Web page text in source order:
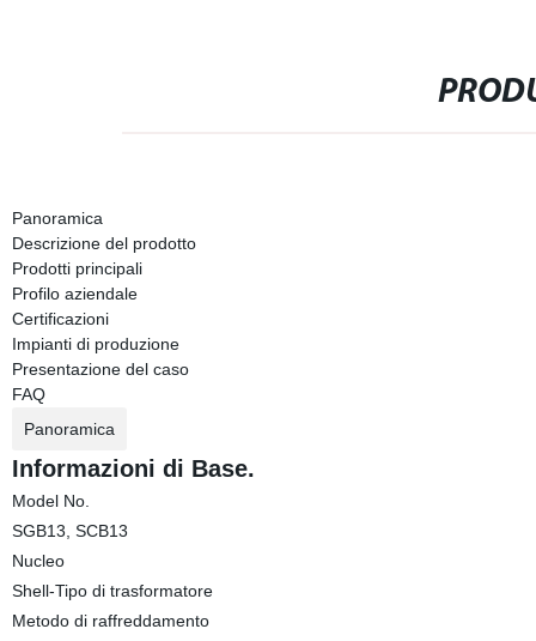
Panoramica
Descrizione del prodotto
Prodotti principali
Profilo aziendale
Certificazioni
Impianti di produzione
Presentazione del caso
FAQ
Panoramica
Informazioni di Base.
Model No.
SGB13, SCB13
Nucleo
Shell-Tipo di trasformatore
Metodo di raffreddamento